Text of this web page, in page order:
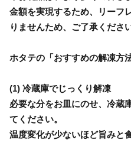
金額を実現するため、リーフ
りませんため、ご了承くださ
ホタテの「おすすめの解凍方
(1) 冷蔵庫でじっくり解凍
必要な分をお皿にのせ、冷蔵
てください。
温度変化が少ないほど旨みと